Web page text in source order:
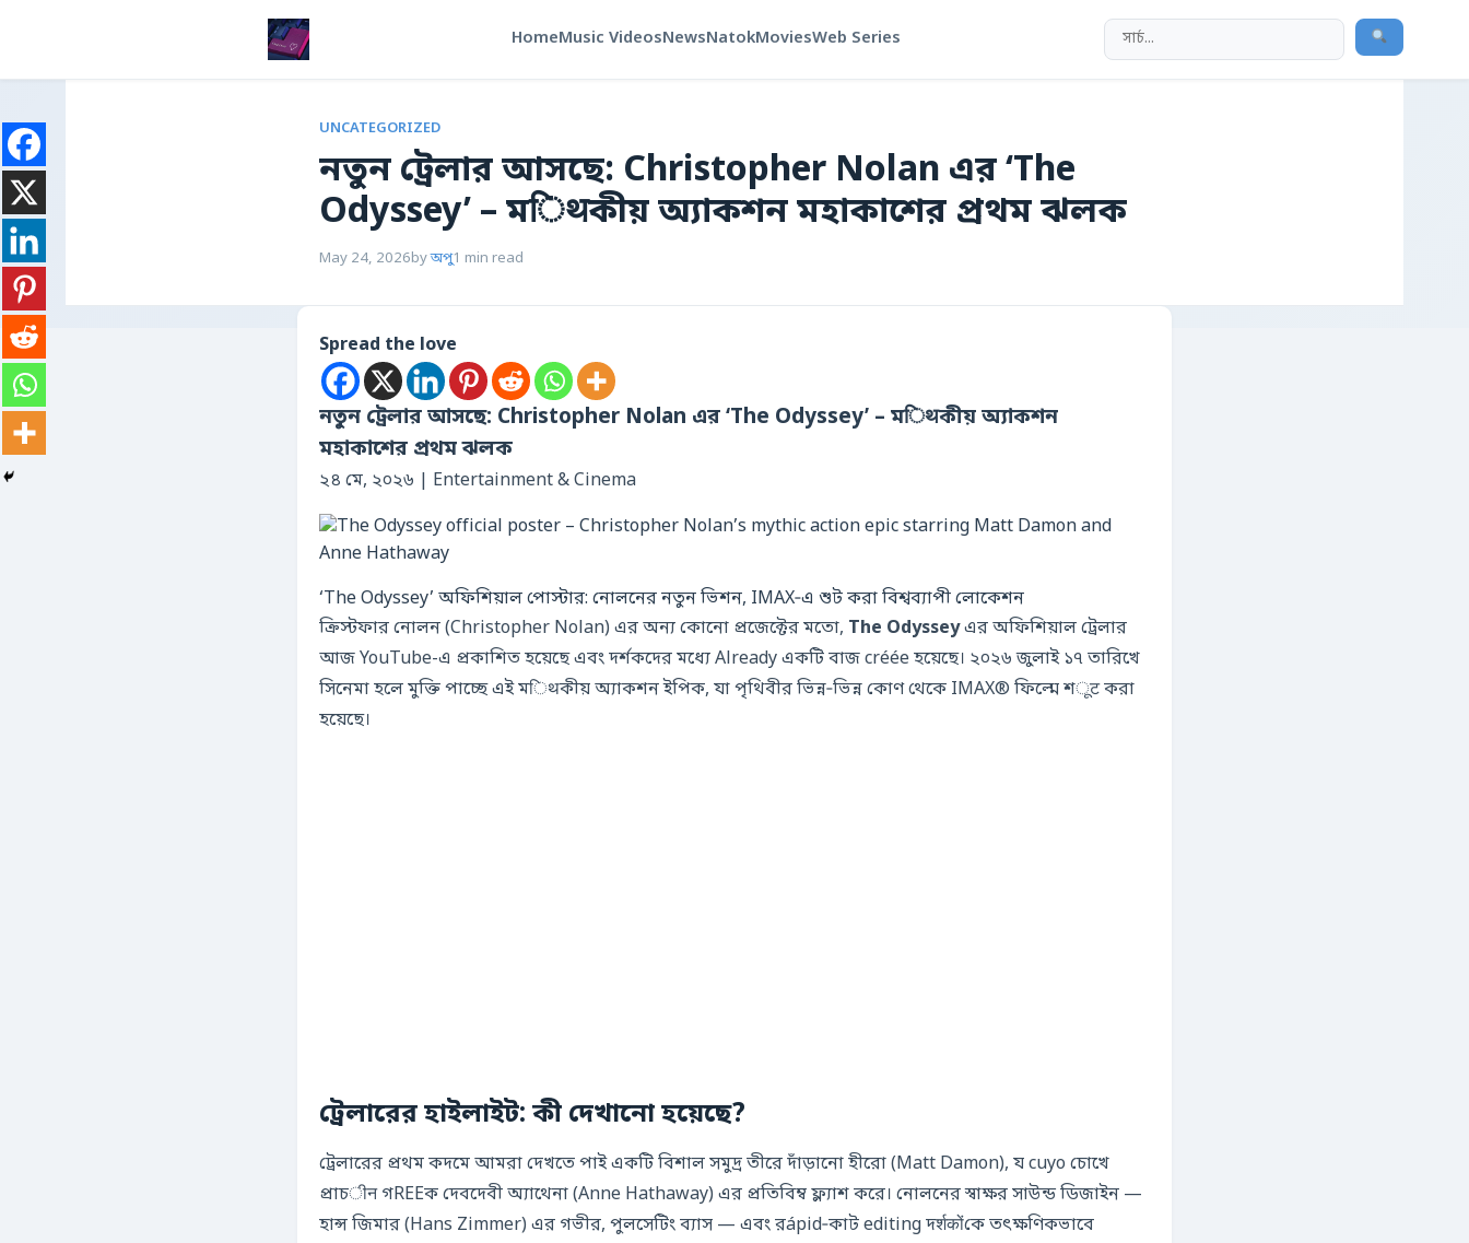
HomeMusic VideosNewsNatokMoviesWeb Series
UNCATEGORIZED
নতুন ট্রেলার আসছে: Christopher Nolan এর ‘The
Odyssey’ – মिथকীয় অ্যাকশন মহাকাশের প্রথম ঝলক
May 24, 2026byঅপু1 min read
Spread the love
নতুন ট্রেলার আসছে: Christopher Nolan এর ‘The Odyssey’ – মिथকীয় অ্যাকশন
মহাকাশের প্রথম ঝলক
২৪ মে, ২০২৬ | Entertainment & Cinema
‘The Odyssey’ অফিশিয়াল পোস্টার: নোলনের নতুন ভিশন, IMAX‑এ শুট করা বিশ্বব্যাপী লোকেশন
ক্রিস্টফার নোলন (Christopher Nolan) এর অন্য কোনো প্রজেক্টের মতো, The Odysseyএর অফিশিয়াল ট্রেলার
আজ YouTube-এ প্রকাশিত হয়েছে এবং দর্শকদের মধ্যে Already একটি বাজ créée হয়েছে। ২০২৬ জুলাই ১৭ তারিখে
সিনেমা হলে মুক্তি পাচ্ছে এই মिथকীয় অ্যাকশন ইপিক, যা পৃথিবীর ভিন্ন‑ভিন্ন কোণ থেকে IMAX® ফিল্মে শूट করা
হয়েছে।
ট্রেলারের হাইলাইট: কী দেখানো হয়েছে?
ট্রেলারের প্রথম কদমে আমরা দেখতে পাই একটি বিশাল সমুদ্র তীরে দাঁড়ানো হীরো (Matt Damon), য cuyo চোখে
প্রাচीन গREEক দেবদেবী অ্যাথেনা (Anne Hathaway) এর প্রতিবিম্ব ফ্ল্যাশ করে। নোলনের স্বাক্ষর সাউন্ড ডিজাইন —
হান্স জিমার (Hans Zimmer) এর গভীর, পুলসেটিং ব্যাস — এবং রápid‑কাট editing দर्शकोंকে তৎক্ষণিকভাবে